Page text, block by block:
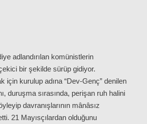
adlandırılan komünistlerin
bir şekilde sürüp gidiyor.
için kurulup adına “Dev-Genç” denilen
duruşma sırasında, perişan ruh halini
davranışlarının mânâsız
21 Mayısçılardan olduğunu